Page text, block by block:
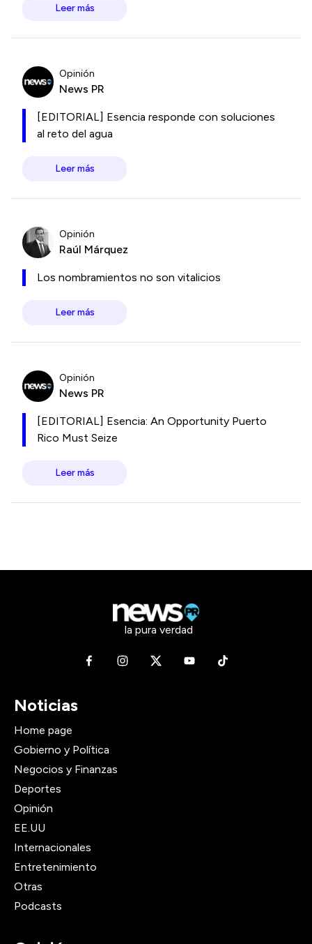
Leer más
Opinión
News PR
[EDITORIAL] Esencia responde con soluciones
al reto del agua
Leer más
Opinión
Raúl Márquez
Los nombramientos no son vitalicios
Leer más
Opinión
News PR
[EDITORIAL] Esencia: An Opportunity Puerto
Rico Must Seize
Leer más
la pura verdad
Noticias
Home page
Gobierno y Política
Negocios y Finanzas
Deportes
Opinión
EE.UU
Internacionales
Entretenimiento
Otras
Podcasts